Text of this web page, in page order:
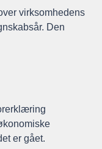
virksomhedens
Den
er gået.